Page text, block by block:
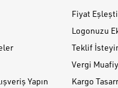
Yapın
Fiyat
Logonuzu
Teklif
Vergi
Kargo